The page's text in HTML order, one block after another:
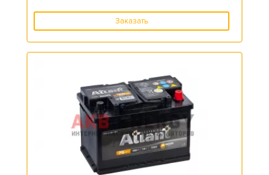
Заказать